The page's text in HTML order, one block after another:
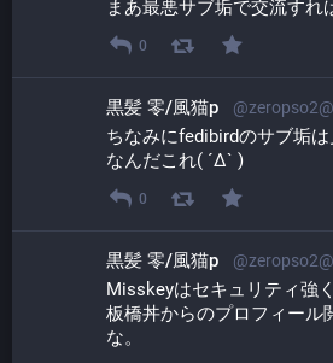
まあ最悪サブ垢で交流すれ
0
黒髪 零/風猫p
ちなみにfedibirdのサブ垢は
なんだこれ( ´Δ` )
0
黒髪 零/風猫p
Misskeyはセキュリティ強
板橋丼からのプロフィール
な。